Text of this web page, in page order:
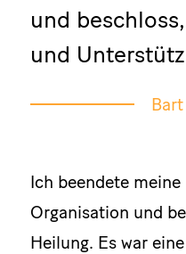
und
und
Ich beendete
Organisation und
Heilung. Es war